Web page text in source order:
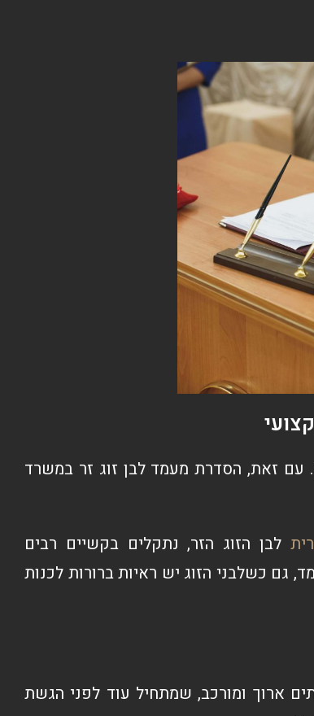
עם זאת, הסדרת מעמד לבן זוג זר במשרד
לבן הזוג הזר, נתקלים בקשיים רבים
גם כשלבני הזוג יש ראיות ברורות לכנות
ארוך ומורכב, שמתחיל עוד לפני הגשת